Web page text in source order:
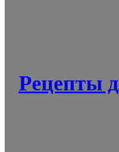
Рецепты